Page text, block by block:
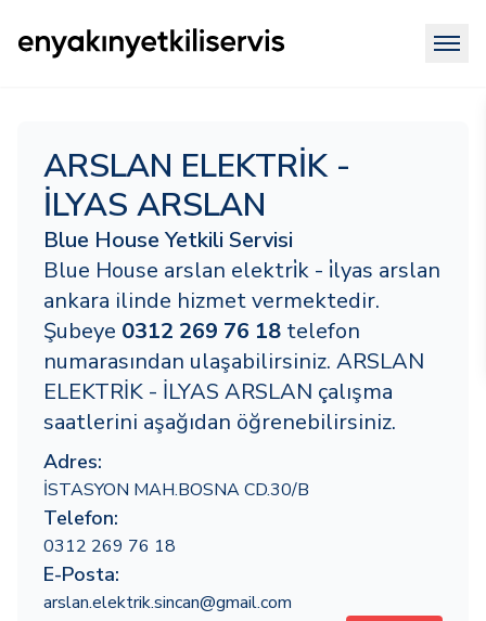
ARSLAN ELEKTRİK -
İLYAS ARSLAN
Blue House Yetkili Servisi
Blue House arslan elektri̇k - i̇lyas arslan
ankara ilinde hizmet vermektedir.
Şubeye 0312 269 76 18 telefon
numarasından ulaşabilirsiniz. ARSLAN
ELEKTRİK - İLYAS ARSLAN çalışma
saatlerini aşağıdan öğrenebilirsiniz.
Adres:
İSTASYON MAH.BOSNA CD.30/B
Telefon:
0312 269 76 18
E-Posta:
arslan.elektrik.sincan@gmail.com